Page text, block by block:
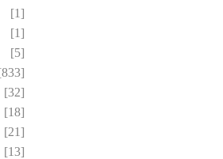
[1]
[1]
[5]
[32]
[18]
[21]
[13]